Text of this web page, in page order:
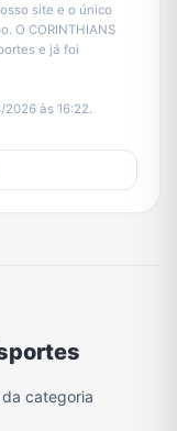
site e o único
O CORINTHIANS
e já foi
às 16:22.
categoria